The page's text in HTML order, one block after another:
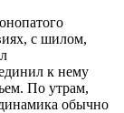
с шилом,
к нему
По утрам,
обычно